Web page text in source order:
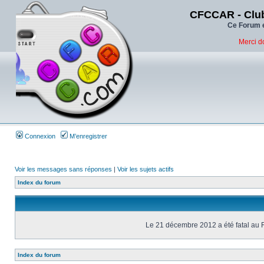
CFCCAR -
Ce Forum
Merci
Connexion M’enregistrer
Voir les messages sans réponses | Voir les sujets actifs
Index du forum
Le 21 décembre 2012 a été fatal au
Index du forum